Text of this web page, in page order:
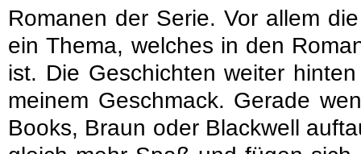
Romanen der Serie. Vor allem
ein Thema, welches in den
ist. Die Geschichten weiter
meinem Geschmack. Gerade
Books, Braun oder Blackwell